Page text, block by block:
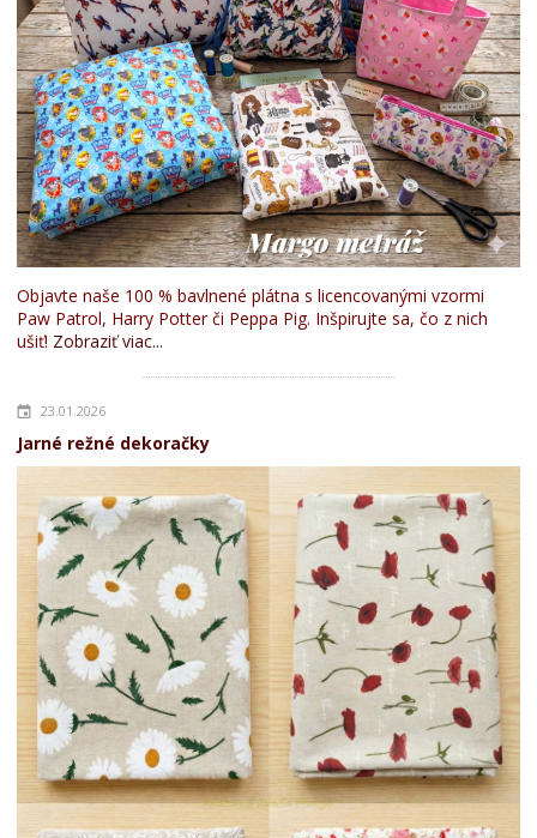
Objavte naše 100 % bavlnené plátna s licencovanými vzormi
Paw Patrol, Harry Potter či Peppa Pig. Inšpirujte sa, čo z nich
ušiť! Zobraziť viac...
23.01.2026
Jarné režné dekoračky